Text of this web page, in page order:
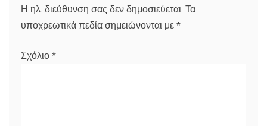
Η ηλ. διεύθυνση σας δεν δημοσιεύεται. Τα
υποχρεωτικά πεδία σημειώνονται με *
Σχόλιο *